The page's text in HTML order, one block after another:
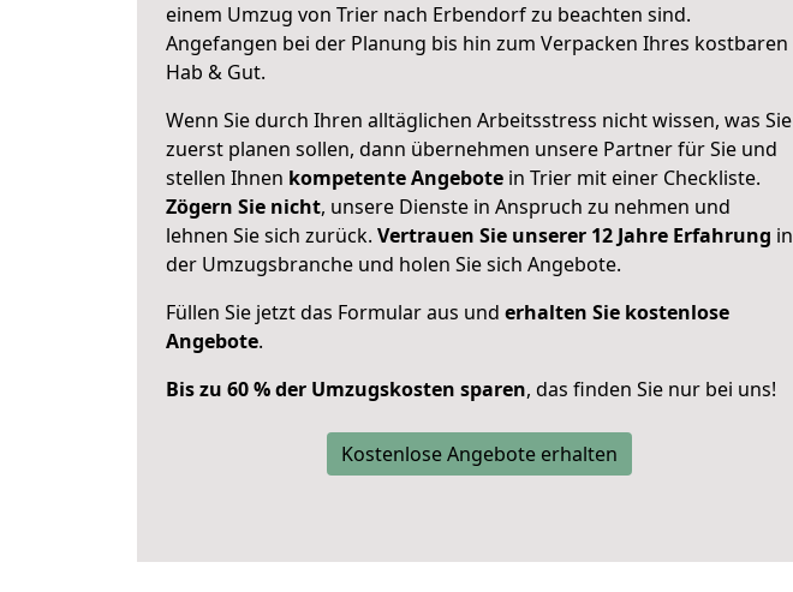
einem Umzug von Trier nach Erbendorf zu beachten sind.
Angefangen bei der Planung bis hin zum Verpacken Ihres kostbaren
Hab & Gut.
Wenn Sie durch Ihren alltäglichen Arbeitsstress nicht wissen, was Sie
zuerst planen sollen, dann übernehmen unsere Partner für Sie und
stellen Ihnen kompetente Angebote in Trier mit einer Checkliste.
Zögern Sie nicht, unsere Dienste in Anspruch zu nehmen und
lehnen Sie sich zurück. Vertrauen Sie unserer 12 Jahre Erfahrung in
der Umzugsbranche und holen Sie sich Angebote.
Füllen Sie jetzt das Formular aus und erhalten Sie kostenlose
Angebote.
Bis zu 60 % der Umzugskosten sparen, das finden Sie nur bei uns!
Kostenlose Angebote erhalten